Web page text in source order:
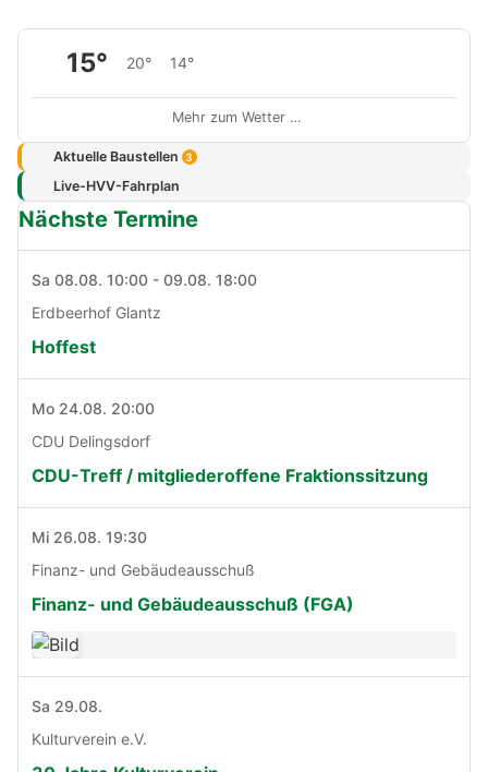
15° 20° 14°
Mehr zum Wetter …
Aktuelle Baustellen 3
Live-HVV-Fahrplan
Nächste Termine
Sa 08.08. 10:00 - 09.08. 18:00
Erdbeerhof Glantz
Hoffest
Mo 24.08. 20:00
CDU Delingsdorf
CDU-Treff / mitgliederoffene Fraktionssitzung
Mi 26.08. 19:30
Finanz- und Gebäudeausschuß
Finanz- und Gebäudeausschuß (FGA)
Sa 29.08.
Kulturverein e.V.